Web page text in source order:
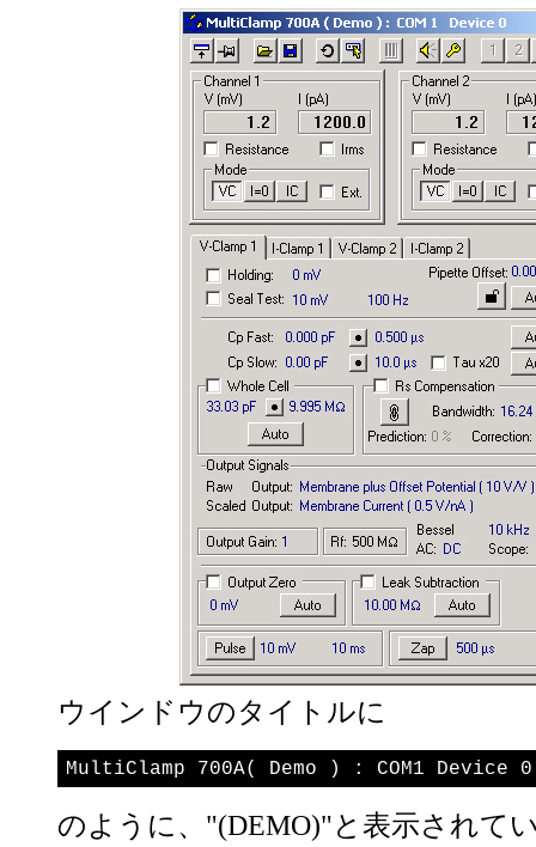
ウインドウのタイトルに
MultiClamp 700A( Demo ) : COM1 Device 0
のように、"(DEMO)"と表示されて